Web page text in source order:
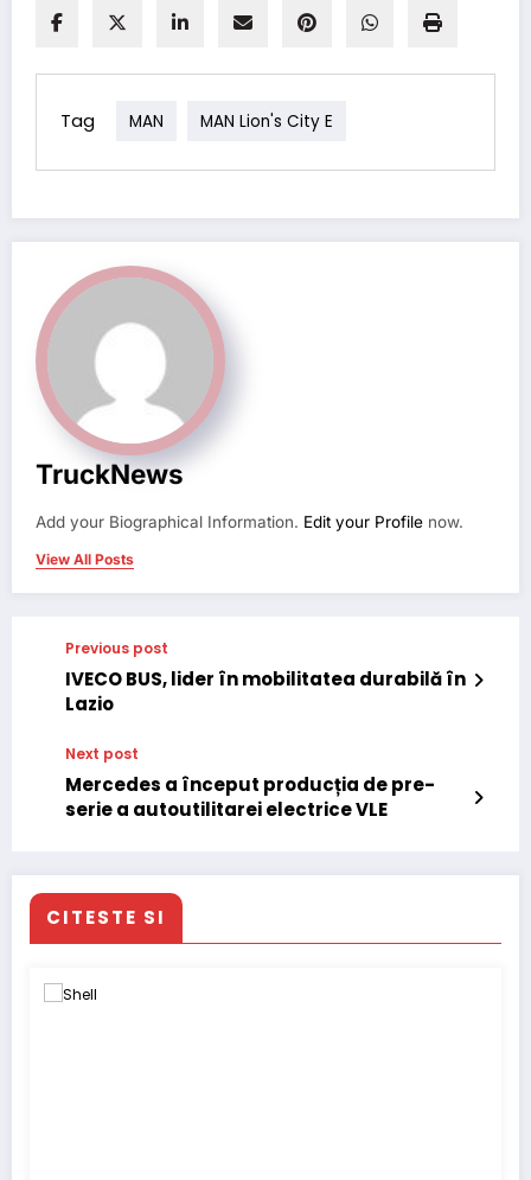
Tag MAN MAN Lion's City E
TruckNews
Add your Biographical Information. Edit your Profile now.
View All Posts
Previous post
IVECO BUS, lider în mobilitatea durabilă în
Lazio
Next post
Mercedes a început producția de pre-
serie a autoutilitarei electrice VLE
CITESTE SI